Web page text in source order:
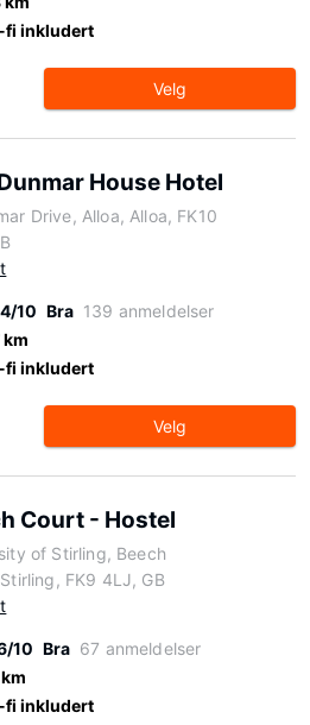
fi inkludert
Velg
House Hotel
Drive, Alloa, Alloa, FK10
10 Bra 139 anmeldelser
km
fi inkludert
Velg
Court - Hostel
of Stirling, Beech
FK9 4LJ, GB
10 Bra 67 anmeldelser
fi inkludert